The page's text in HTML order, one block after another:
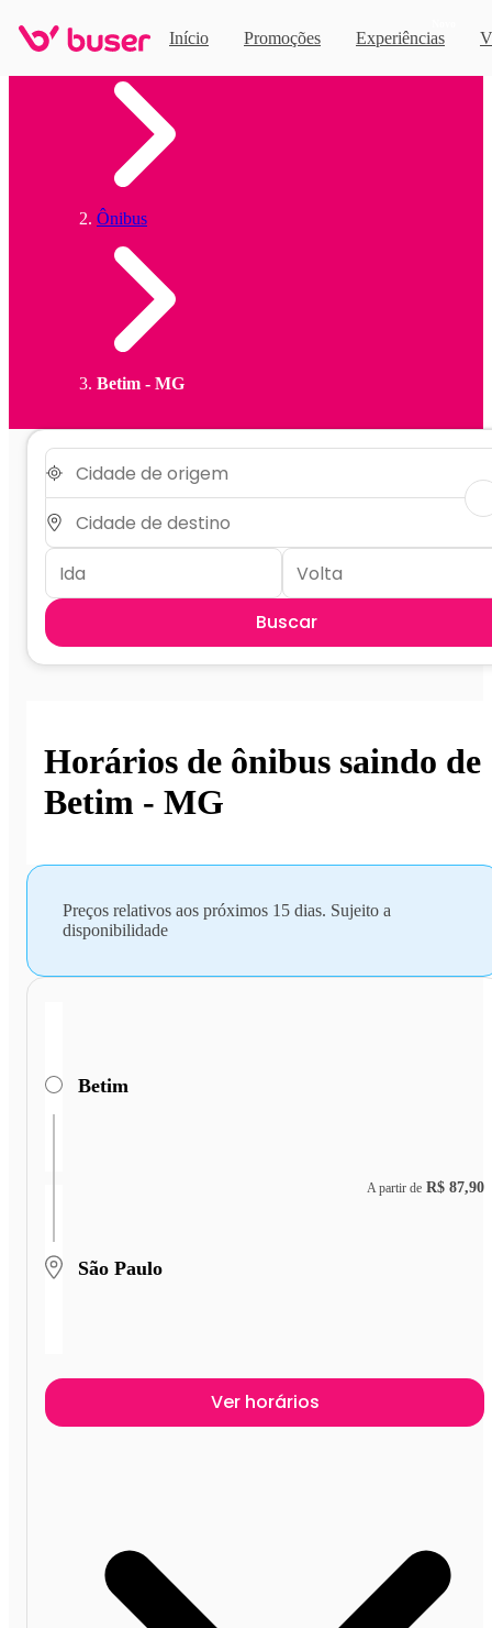
Início Promoções Experiências
Home
Ônibus
Betim - MG
Buscar
Horários de ônibus saindo de
Betim - MG
Preços relativos aos próximos 15 dias. Sujeito a
disponibilidade
Betim
São Paulo
A partir de R$ 87,90
Ver horários